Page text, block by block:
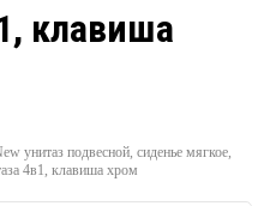
клавиша
унитаз подвесной, сиденье мягкое,
4в1, клавиша хром